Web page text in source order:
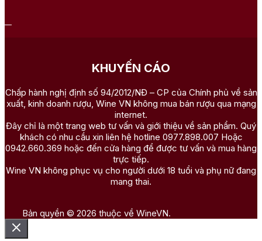
KHUYẾN CÁO
Chấp hành nghị định số 94/2012/NĐ – CP của Chính phủ về sản
xuất, kinh doanh rượu, Wine VN không mua bán rượu qua mạng
internet.
Đây chỉ là một trang web tư vấn và giới thiệu về sản phẩm. Quý
khách có nhu cầu xin liên hệ hotline 0977.898.007 Hoặc
0942.660.369 hoặc đến cửa hàng để được tư vấn và mua hàng
trực tiếp.
Wine VN không phục vụ cho người dưới 18 tuổi và phụ nữ đang
mang thai.
Bản quyền © 2026 thuộc về WineVN.